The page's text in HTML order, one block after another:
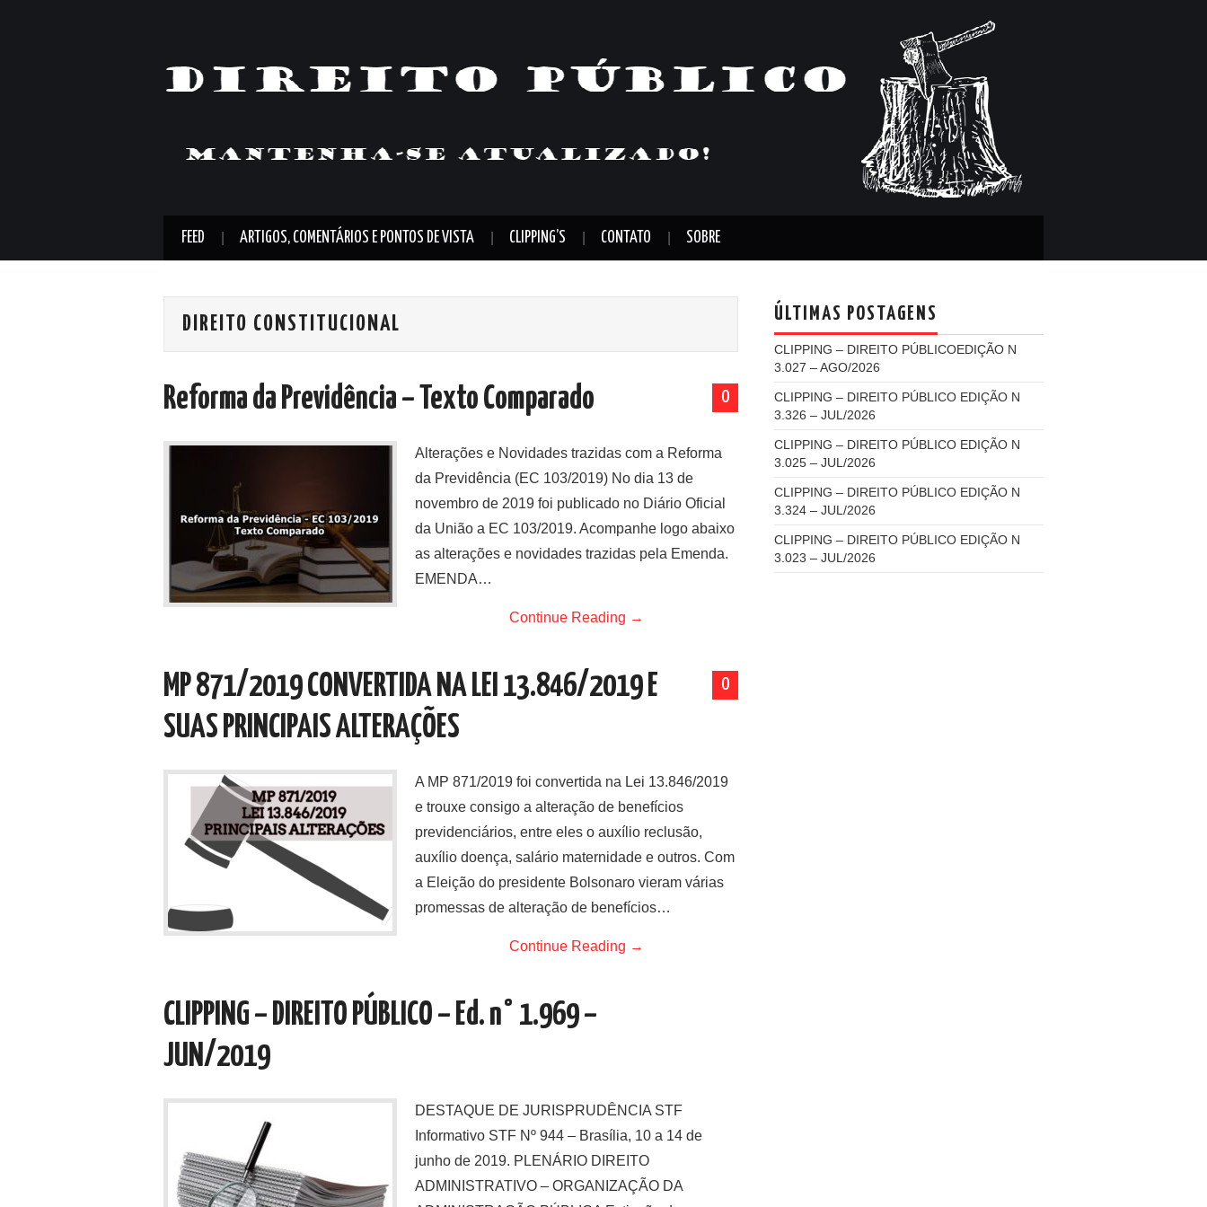
FEED ARTIGOS, COMENTÁRIOS E PONTOS DE VISTA CLIPPING’S CONTATO SOBRE
DIREITO CONSTITUCIONAL
0
Reforma da Previdência – Texto Comparado
Alterações e Novidades trazidas com a Reforma
da Previdência (EC 103/2019) No dia 13 de
novembro de 2019 foi publicado no Diário Oficial
da União a EC 103/2019. Acompanhe logo abaixo
as alterações e novidades trazidas pela Emenda.
EMENDA…
Continue Reading →
0
MP 871/2019 CONVERTIDA NA LEI 13.846/2019 E
SUAS PRINCIPAIS ALTERAÇÕES
A MP 871/2019 foi convertida na Lei 13.846/2019
e trouxe consigo a alteração de benefícios
previdenciários, entre eles o auxílio reclusão,
auxílio doença, salário maternidade e outros. Com
a Eleição do presidente Bolsonaro vieram várias
promessas de alteração de benefícios…
Continue Reading →
CLIPPING – DIREITO PÚBLICO – Ed. n° 1.969 –
JUN/2019
DESTAQUE DE JURISPRUDÊNCIA STF
Informativo STF Nº 944 – Brasília, 10 a 14 de
junho de 2019. PLENÁRIO DIREITO
ADMINISTRATIVO – ORGANIZAÇÃO DA
ÚLTIMAS POSTAGENS
CLIPPING – DIREITO PÚBLICOEDIÇÃO N
3.027 – AGO/2026
CLIPPING – DIREITO PÚBLICO EDIÇÃO N
3.326 – JUL/2026
CLIPPING – DIREITO PÚBLICO EDIÇÃO N
3.025 – JUL/2026
CLIPPING – DIREITO PÚBLICO EDIÇÃO N
3.324 – JUL/2026
CLIPPING – DIREITO PÚBLICO EDIÇÃO N
3.023 – JUL/2026